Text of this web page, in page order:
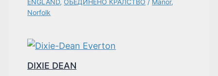
ENGLAND, ОБЕДИНЕНО КРАЛСТВО / Manor,
Norfolk
DIXIE DEAN